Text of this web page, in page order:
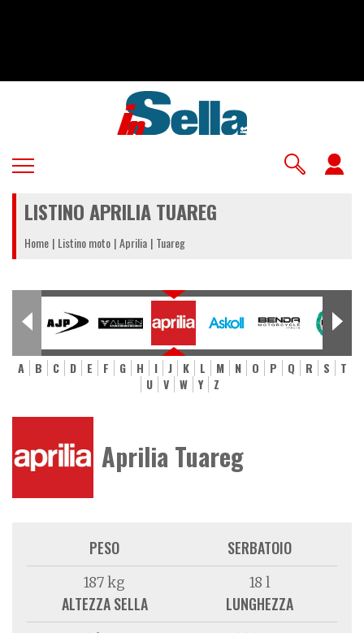
LISTINO APRILIA TUAREG
Home Listino moto Aprilia Tuareg
A B C D E F G H I J K L M N O P Q R S
T
U
V W Y Z
Aprilia Tuareg
PESO
187 kg
SERBATOIO
18 l
ALTEZZA SELLA LUNGHEZZA